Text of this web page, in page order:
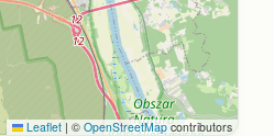
Leaflet | © OpenStreetMapcontributors